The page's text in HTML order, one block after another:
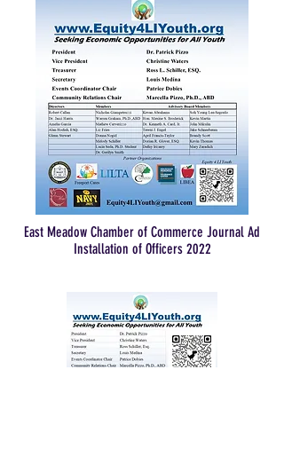
East Meadow Chamber of Commerce Journal Ad
Installation of Officers 2022